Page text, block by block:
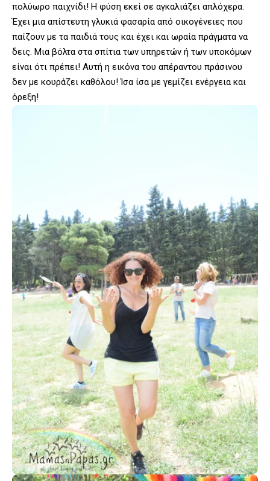
πολύωρο παιχνίδι! Η φύση εκεί σε αγκαλιάζει απλόχερα.
Έχει μια απίστευτη γλυκιά φασαρία από οικογένειες που
παίζουν με τα παιδιά τους και έχει και ωραία πράγματα να
δεις. Μια βόλτα στα σπίτια των υπηρετών ή των υποκόμων
είναι ότι πρέπει! Αυτή η εικόνα του απέραντου πράσινου
δεν με κουράζει καθόλου! Ίσα ίσα με γεμίζει ενέργεια και
όρεξη!